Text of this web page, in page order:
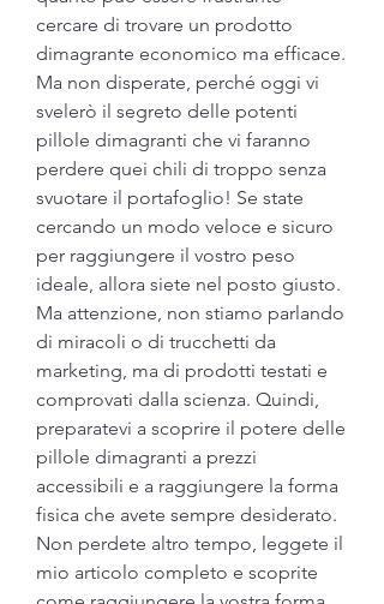
cercare di trovare un prodotto
dimagrante economico ma efficace.
Ma non disperate, perché oggi vi
svelerò il segreto delle potenti
pillole dimagranti che vi faranno
perdere quei chili di troppo senza
svuotare il portafoglio! Se state
cercando un modo veloce e sicuro
per raggiungere il vostro peso
ideale, allora siete nel posto giusto.
Ma attenzione, non stiamo parlando
di miracoli o di trucchetti da
marketing, ma di prodotti testati e
comprovati dalla scienza. Quindi,
preparatevi a scoprire il potere delle
pillole dimagranti a prezzi
accessibili e a raggiungere la forma
fisica che avete sempre desiderato.
Non perdete altro tempo, leggete il
mio articolo completo e scoprite